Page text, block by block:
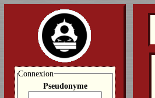
Connexion
Pseudonyme